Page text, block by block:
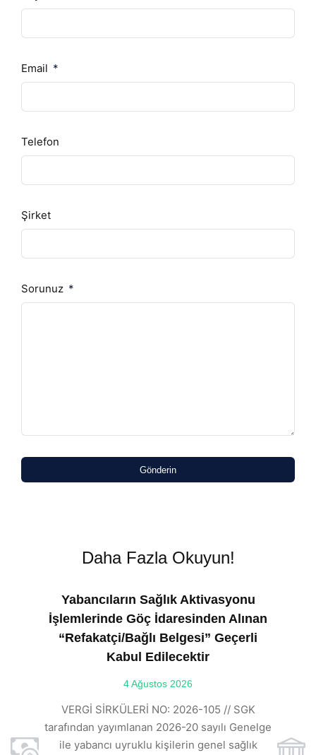
Email
Telefon
Şirket
Sorunuz
Gönderin
Daha Fazla Okuyun!
Yabancıların Sağlık Aktivasyonu
İşlemlerinde Göç İdaresinden Alınan
“Refakatçi/Bağlı Belgesi” Geçerli
Kabul Edilecektir
4 Ağustos 2026
VERGİ SİRKÜLERİ NO: 2026-105 // SGK
tarafından yayımlanan 2026-20 sayılı Genelge
ile yabancı uyruklu kişilerin genel sağlık